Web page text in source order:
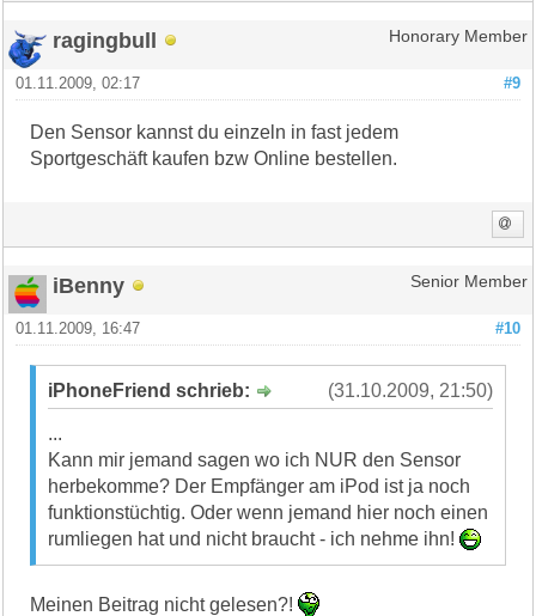
ragingbull Honorary Member
#9
01.11.2009, 02:17
Den Sensor kannst du einzeln in fast jedem
Sportgeschäft kaufen bzw Online bestellen.
iBenny Senior Member
#10
01.11.2009, 16:47
(31.10.2009, 21:50)
iPhoneFriend schrieb:
...
Kann mir jemand sagen wo ich NUR den Sensor
herbekomme? Der Empfänger am iPod ist ja noch
funktionstüchtig. Oder wenn jemand hier noch einen
rumliegen hat und nicht braucht - ich nehme ihn!
Meinen Beitrag nicht gelesen?!